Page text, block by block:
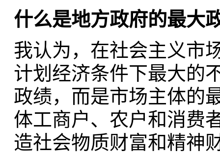
什么是地方政府的最大
我认为，在社会主义市
计划经济条件下最大的
政绩，而是市场主体的
体工商户、农户和消费
造社会物质财富和精神